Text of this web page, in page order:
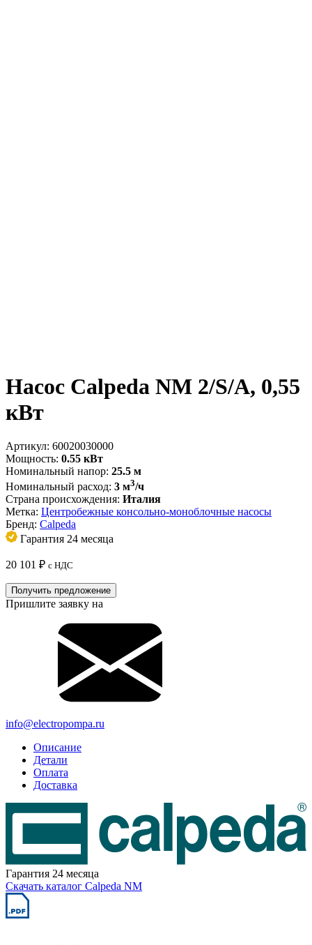
Насос Calpeda NM 2/S/A, 0,55
кВт
Артикул: 60020030000
Мощность: 0.55 кВт
Номинальный напор: 25.5 м
Номинальный расход: 3 м3/ч
Страна происхождения: Италия
Метка: Центробежные консольно-моноблочные насосы
Бренд: Calpeda
Гарантия 24 месяца
20 101 ₽ с НДС
Получить предложение
Пришлите заявку на
info@electropompa.ru
Описание
Детали
Оплата
Доставка
Гарантия 24 месяца
Скачать каталог Calpeda NM